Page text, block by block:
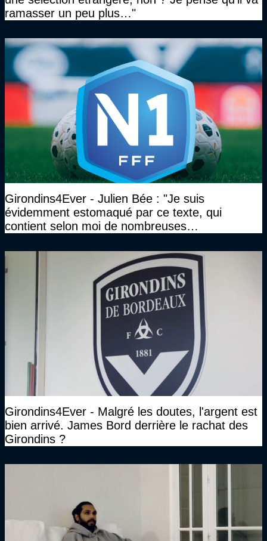
ramasser un peu plus…"
Girondins4Ever - Julien Bée : "Je suis
évidemment estomaqué par ce texte, qui
contient selon moi de nombreuses
plan juridique"
Girondins4Ever - Malgré les doutes, l'argent est
bien arrivé. James Bord derrière le rachat des
Girondins ?